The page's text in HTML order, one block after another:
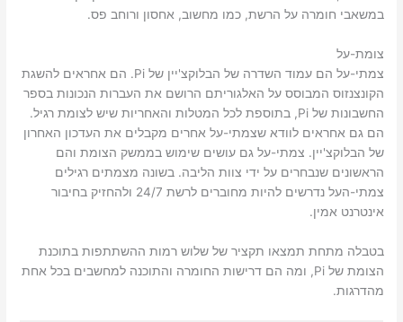
במשאבי חומרה על הרשת, כמו מחשוב, אחסון ורוחב פס.
צומת-על
צמתי-על הם עמוד השדרה של הבלוקצ'יין של Pi. הם אחראים להשגת
הקונצנזוס המבוסס על האלגוריתם הרושם את העברות הנכונות בספר
החשבונות של Pi, בתוספת לכל המטלות והאחריות שיש לצומת רגיל.
הם גם אחראים לוודא שצמתי-על אחרים מקבלים את העדכון האחרון
של הבלוקצ'יין. צמתי-על גם עושים שימוש בממשק הצומת והם
הראשונים שנבחרים על ידי צוות הליבה. בשונה מצמתים רגילים
צמתי-העל נדרשים להיות מחוברים לרשת 24/7 ולהחזיק בחיבור
אינטרנט אמין.
בטבלה מתחת תמצאו תקציר של שלוש רמות ההשתתפות בתוכנת
הצומת של Pi, ומה הם דרישות החומרה והתוכנה למחשבים בכל אחת
מהדרגות.